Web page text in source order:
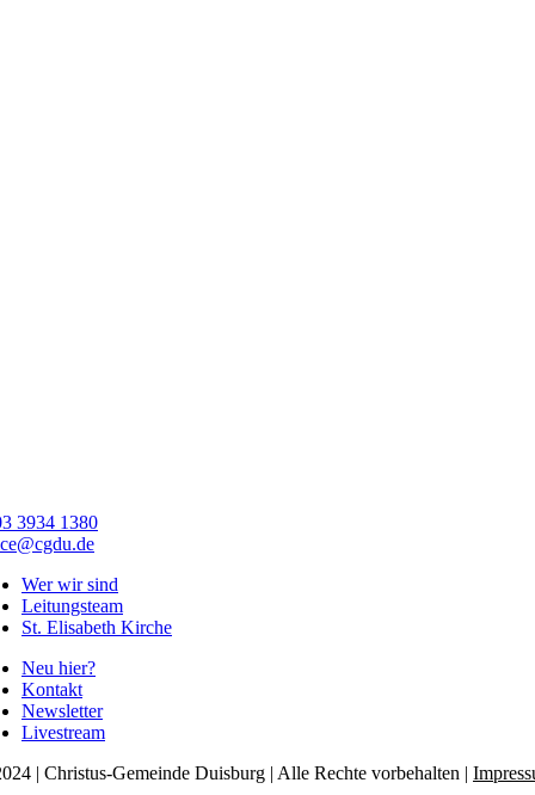
3934 1380
Wer wir sind
Leitungsteam
St. Elisabeth Kirche
Neu hier?
Kontakt
Newsletter
Livestream
| Christus-Gemeinde Duisburg | Alle Rechte vorbehalten |